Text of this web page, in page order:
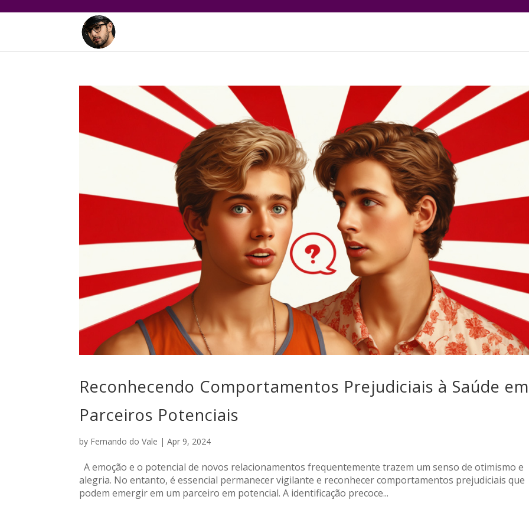
Reconhecendo Comportamentos Prejudiciais à Saúde em
Parceiros Potenciais
by Fernando do Vale |Apr 9, 2024
A emoção e o potencial de novos relacionamentos frequentemente trazem um senso de otimismo e
alegria. No entanto, é essencial permanecer vigilante e reconhecer comportamentos prejudiciais que
podem emergir em um parceiro em potencial. A identificação precoce...